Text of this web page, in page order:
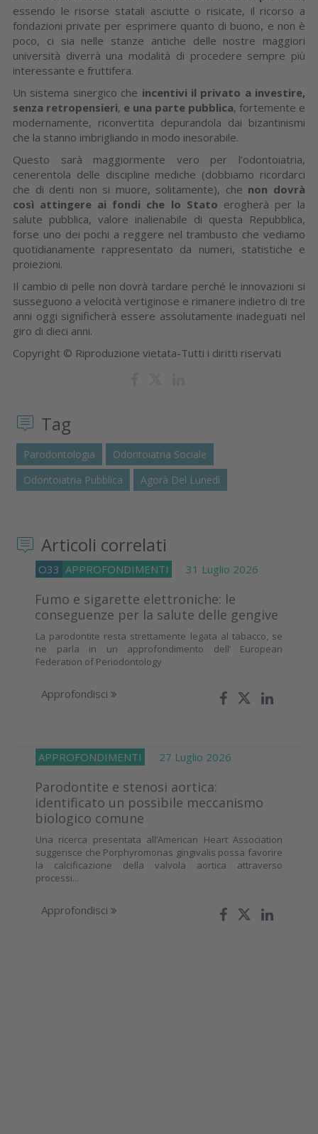
essendo le risorse statali asciutte o risicate, il ricorso a
fondazioni private per esprimere quanto di buono, e non è
poco, ci sia nelle stanze antiche delle nostre maggiori
università diverrà una modalità di procedere sempre più
interessante e fruttifera.
Un sistema sinergico che incentivi il privato a investire,
senza retropensieri, e una parte pubblica, fortemente e
modernamente, riconvertita depurandola dai bizantinismi
che la stanno imbrigliando in modo inesorabile.
Questo sarà maggiormente vero per l’odontoiatria,
cenerentola delle discipline mediche (dobbiamo ricordarci
che di denti non si muore, solitamente), che non dovrà
così attingere ai fondi che lo Stato erogherà per la
salute pubblica, valore inalienabile di questa Repubblica,
forse uno dei pochi a reggere nel trambusto che vediamo
quotidianamente rappresentato da numeri, statistiche e
proiezioni.
Il cambio di pelle non dovrà tardare perché le innovazioni si
susseguono a velocità vertiginose e rimanere indietro di tre
anni oggi significherà essere assolutamente inadeguati nel
giro di dieci anni.
Copyright © Riproduzione vietata-Tutti i diritti riservati
Tag
Parodontologia
Odontoiatria Sociale
Odontoiatria Pubblica
Agorà Del Lunedì
Articoli correlati
O33 APPROFONDIMENTI 31 Luglio 2026
Fumo e sigarette elettroniche: le
conseguenze per la salute delle gengive
La parodontite resta strettamente legata al tabacco, se
ne parla in un approfondimento dell’ European
Federation of Periodontology
Approfondisci
APPROFONDIMENTI 27 Luglio 2026
Parodontite e stenosi aortica:
identificato un possibile meccanismo
biologico comune
Una ricerca presentata all’American Heart Association
suggerisce che Porphyromonas gingivalis possa favorire
la calcificazione della valvola aortica attraverso
processi...
Approfondisci